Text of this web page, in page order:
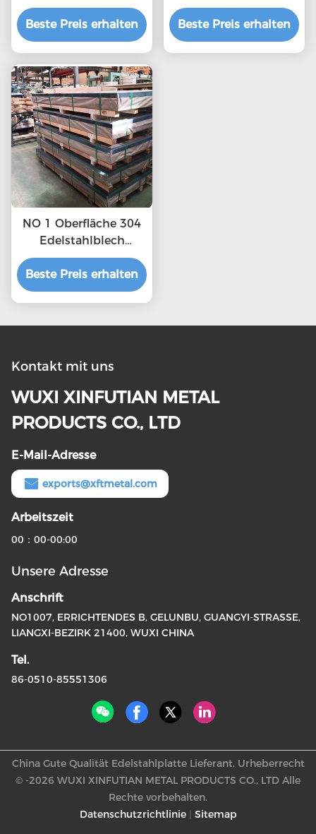
mit Spiegelfläche
Beste Preis erhalten
eingelegt und
passiviert
Beste Preis erhalten
NO 1 Oberfläche 304
Edelstahlblech
Schweißleistungserlänge
≥ 40% kaltgewalzt
Beste Preis erhalten
Kontakt mit uns
WUXI XINFUTIAN METAL
PRODUCTS CO., LTD
E-Mail-Adresse
exports@xftmetal.com
Arbeitszeit
00：00-00:00
Unsere Adresse
Anschrift
NO1007, ERRICHTENDES B, GELUNBU, GUANGYI-STRASSE,
LIANGXI-BEZIRK 21400, WUXI CHINA
Tel.
86-0510-85551306
Datenschutzrichtlinie| Sitemap
China Gute Qualität Edelstahlplatte Lieferant. Urheberrecht
© -2026 WUXI XINFUTIAN METAL PRODUCTS CO., LTD Alle
Rechte vorbehalten.